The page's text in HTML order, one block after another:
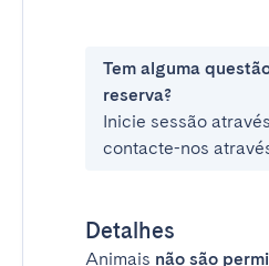
Tem alguma
reserva?
Inicie sessão
contacte-nos
Detalhes
Animais não são